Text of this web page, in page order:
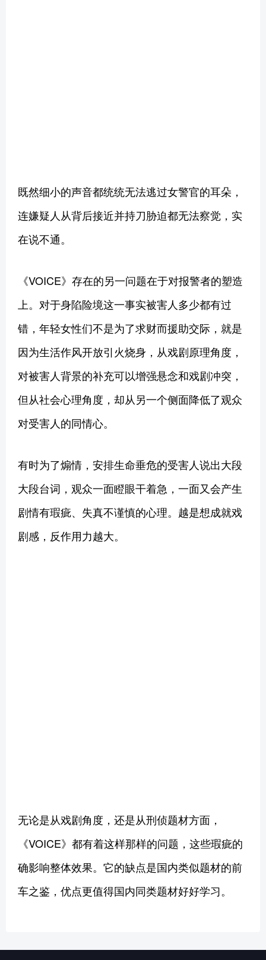
既然细小的声音都统统无法逃过女警官的耳朵，
连嫌疑人从背后接近并持刀胁迫都无法察觉，实
在说不通。
《VOICE》存在的另一问题在于对报警者的塑造
上。对于身陷险境这一事实被害人多少都有过
错，年轻女性们不是为了求财而援助交际，就是
因为生活作风开放引火烧身，从戏剧原理角度，
对被害人背景的补充可以增强悬念和戏剧冲突，
但从社会心理角度，却从另一个侧面降低了观众
对受害人的同情心。
有时为了煽情，安排生命垂危的受害人说出大段
大段台词，观众一面瞪眼干着急，一面又会产生
剧情有瑕疵、失真不谨慎的心理。越是想成就戏
剧感，反作用力越大。
无论是从戏剧角度，还是从刑侦题材方面，
《VOICE》都有着这样那样的问题，这些瑕疵的
确影响整体效果。它的缺点是国内类似题材的前
车之鉴，优点更值得国内同类题材好好学习。